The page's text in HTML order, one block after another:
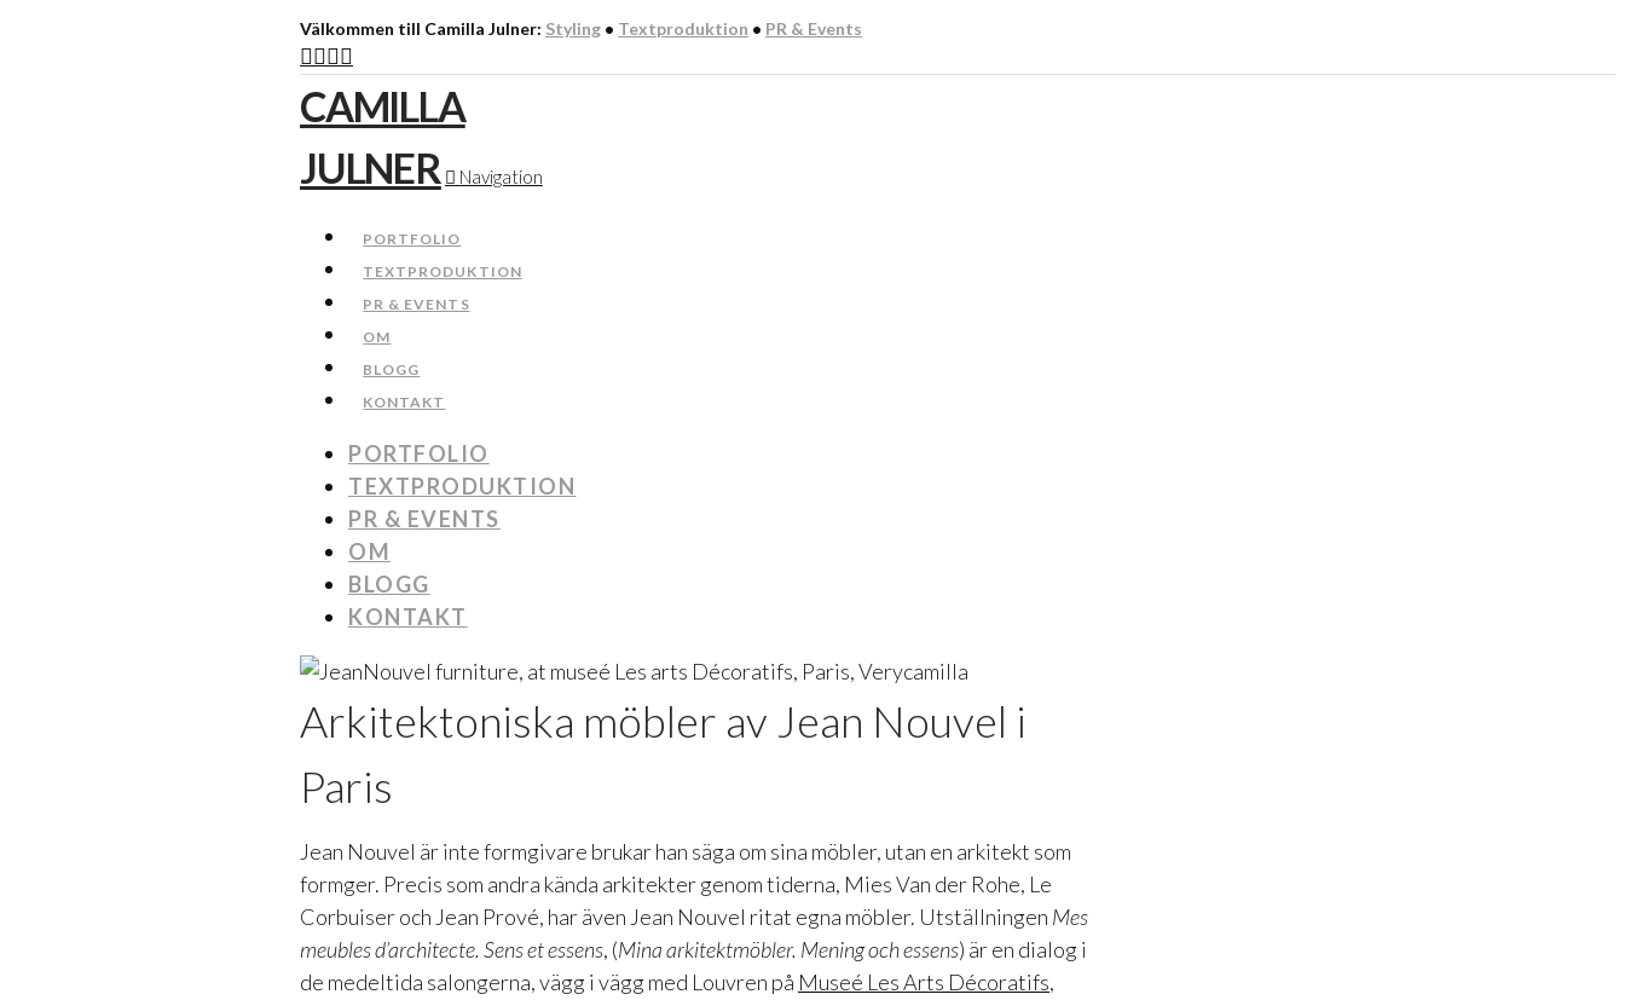
Välkommen till Camilla Julner: Styling • Textproduktion • PR & Events
CAMILLA
JULNER
Navigation
PORTFOLIO
TEXTPRODUKTION
PR & EVENTS
OM
BLOGG
KONTAKT
PORTFOLIO
TEXTPRODUKTION
PR & EVENTS
OM
BLOGG
KONTAKT
Arkitektoniska möbler av Jean Nouvel i
Paris
Jean Nouvel är inte formgivare brukar han säga om sina möbler, utan en arkitekt som
formger. Precis som andra kända arkitekter genom tiderna, Mies Van der Rohe, Le
Corbuiser och Jean Prové, har även Jean Nouvel ritat egna möbler. Utställningen Mes
meubles d’architecte. Sens et essens, (Mina arkitektmöbler. Mening och essens) är en dialog i
de medeltida salongerna, vägg i vägg med Louvren på Museé Les Arts Décoratifs,